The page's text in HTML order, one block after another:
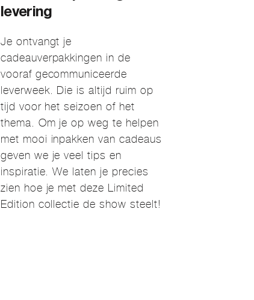
levering
Je ontvangt je
cadeauverpakkingen in de
vooraf gecommuniceerde
leverweek. Die is altijd ruim op
tijd voor het seizoen of het
thema. Om je op weg te helpen
met mooi inpakken van cadeaus
geven we je veel tips en
inspiratie. We laten je precies
zien hoe je met deze Limited
Edition collectie de show steelt!